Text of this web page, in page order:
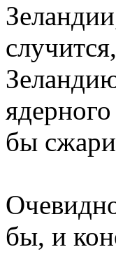
бы
бы, и